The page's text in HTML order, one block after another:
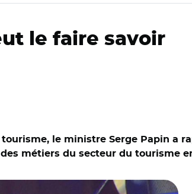
le faire savoir
le ministre Serge Papin a
métiers du secteur du tourisme